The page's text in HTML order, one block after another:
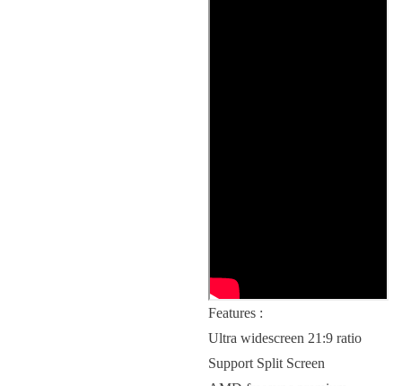
Features :
Ultra widescreen 21:9 ratio
Support Split Screen